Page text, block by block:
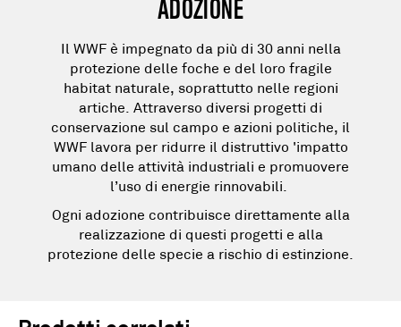
Il WWF è impegnato da più di 30 anni nella
protezione delle foche e del loro fragile
habitat naturale, soprattutto nelle regioni
artiche. Attraverso diversi progetti di
conservazione sul campo e azioni politiche, il
WWF lavora per ridurre il distruttivo 'impatto
umano delle attività industriali e promuovere
l’uso di energie rinnovabili.
Ogni adozione contribuisce direttamente alla
realizzazione di questi progetti e alla
protezione delle specie a rischio di estinzione.